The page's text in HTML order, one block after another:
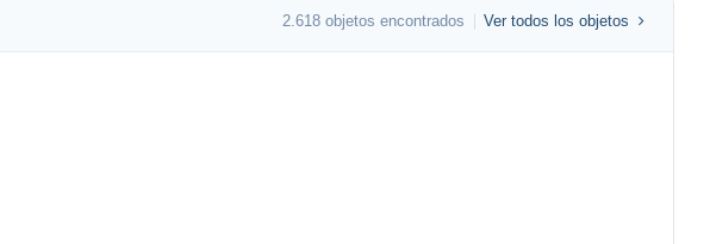
2.618 objetos encontrados Ver todos los objetos